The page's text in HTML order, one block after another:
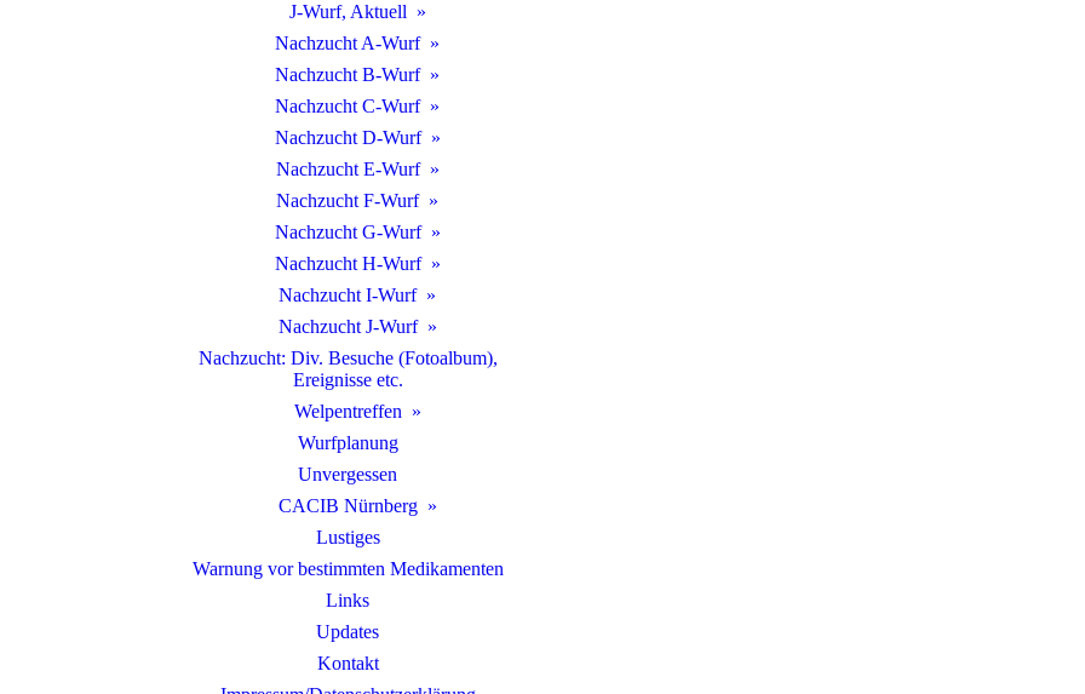
J-Wurf, Aktuell
Nachzucht A-Wurf
Nachzucht B-Wurf
Nachzucht C-Wurf
Nachzucht D-Wurf
Nachzucht E-Wurf
Nachzucht F-Wurf
Nachzucht G-Wurf
Nachzucht H-Wurf
Nachzucht I-Wurf
Nachzucht J-Wurf
Nachzucht: Div. Besuche (Fotoalbum),
Ereignisse etc.
Welpentreffen
Wurfplanung
Unvergessen
CACIB Nürnberg
Lustiges
Warnung vor bestimmten Medikamenten
Links
Updates
Kontakt